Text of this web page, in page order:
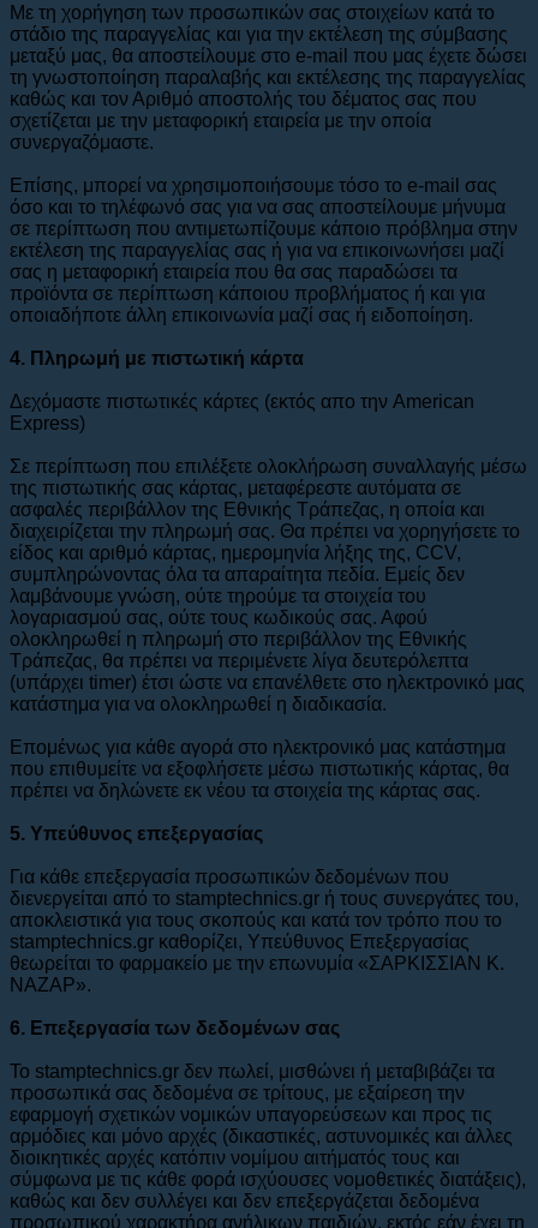
Με τη χορήγηση των προσωπικών σας στοιχείων κατά το
στάδιο της παραγγελίας και για την εκτέλεση της σύμβασης
μεταξύ μας, θα αποστείλουμε στο e-mail που μας έχετε δώσει
τη γνωστοποίηση παραλαβής και εκτέλεσης της παραγγελίας
καθώς και τον Αριθμό αποστολής του δέματος σας που
σχετίζεται με την μεταφορική εταιρεία με την οποία
συνεργαζόμαστε.
Επίσης, μπορεί να χρησιμοποιήσουμε τόσο το e-mail σας
όσο και το τηλέφωνό σας για να σας αποστείλουμε μήνυμα
σε περίπτωση που αντιμετωπίζουμε κάποιο πρόβλημα στην
εκτέλεση της παραγγελίας σας ή για να επικοινωνήσει μαζί
σας η μεταφορική εταιρεία που θα σας παραδώσει τα
προϊόντα σε περίπτωση κάποιου προβλήματος ή και για
οποιαδήποτε άλλη επικοινωνία μαζί σας ή ειδοποίηση.
4. Πληρωμή με πιστωτική κάρτα
Δεχόμαστε πιστωτικές κάρτες (εκτός απο την American
Express)
Σε περίπτωση που επιλέξετε ολοκλήρωση συναλλαγής μέσω
της πιστωτικής σας κάρτας, μεταφέρεστε αυτόματα σε
ασφαλές περιβάλλον της Εθνικής Τράπεζας, η οποία και
διαχειρίζεται την πληρωμή σας. Θα πρέπει να χορηγήσετε το
είδος και αριθμό κάρτας, ημερομηνία λήξης της, CCV,
συμπληρώνοντας όλα τα απαραίτητα πεδία. Εμείς δεν
λαμβάνουμε γνώση, ούτε τηρούμε τα στοιχεία του
λογαριασμού σας, ούτε τους κωδικούς σας. Αφού
ολοκληρωθεί η πληρωμή στο περιβάλλον της Εθνικής
Τράπεζας, θα πρέπει να περιμένετε λίγα δευτερόλεπτα
(υπάρχει timer) έτσι ώστε να επανέλθετε στο ηλεκτρονικό μας
κατάστημα για να ολοκληρωθεί η διαδικασία.
Επομένως για κάθε αγορά στο ηλεκτρονικό μας κατάστημα
που επιθυμείτε να εξοφλήσετε μέσω πιστωτικής κάρτας, θα
πρέπει να δηλώνετε εκ νέου τα στοιχεία της κάρτας σας.
5. Υπεύθυνος επεξεργασίας
Για κάθε επεξεργασία προσωπικών δεδομένων που
διενεργείται από το stamptechnics.gr ή τους συνεργάτες του,
αποκλειστικά για τους σκοπούς και κατά τον τρόπο που το
stamptechnics.gr καθορίζει, Υπεύθυνος Επεξεργασίας
θεωρείται το φαρμακείο με την επωνυμία «ΣΑΡΚΙΣΣΙΑΝ Κ.
ΝΑΖΑΡ».
6. Eπεξεργασία των δεδομένων σας
To stamptechnics.gr δεν πωλεί, μισθώνει ή μεταβιβάζει τα
προσωπικά σας δεδομένα σε τρίτους, με εξαίρεση την
εφαρμογή σχετικών νομικών υπαγορεύσεων και προς τις
αρμόδιες και μόνο αρχές (δικαστικές, αστυνομικές και άλλες
διοικητικές αρχές κατόπιν νομίμου αιτήματός τους και
σύμφωνα με τις κάθε φορά ισχύουσες νομοθετικές διατάξεις),
καθώς και δεν συλλέγει και δεν επεξεργάζεται δεδομένα
προσωπικού χαρακτήρα ανήλικων παιδιών, εκτός εάν έχει τη